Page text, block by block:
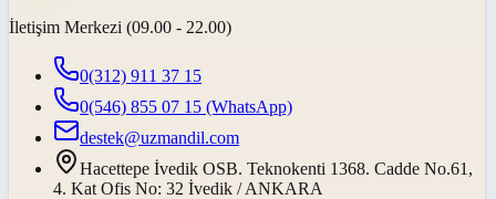
İletişim Merkezi (09.00 - 22.00)
0(312) 911 37 15
0(546) 855 07 15 (WhatsApp)
destek@uzmandil.com
Hacettepe İvedik OSB. Teknokenti 1368. Cadde No.61,
4. Kat Ofis No: 32 İvedik / ANKARA